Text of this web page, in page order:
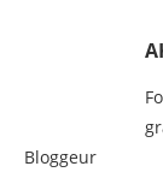
Bloggeur